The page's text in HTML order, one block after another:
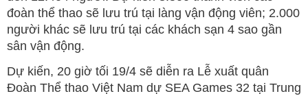
đoàn thể thao sẽ lưu trú tại làng vận động viên; 2.000
người khác sẽ lưu trú tại các khách sạn 4 sao gần
sân vận động.
Dự kiến, 20 giờ tối 19/4 sẽ diễn ra Lễ xuất quân
Đoàn Thể thao Việt Nam dự SEA Games 32 tại Trung